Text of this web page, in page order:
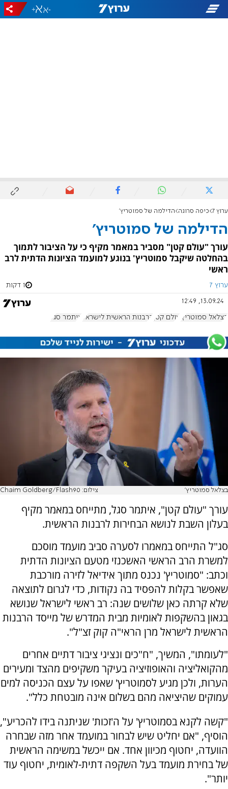
-
+
ערוץ 7 כיפה סרוגה הדילמה של סמוטריץ'
הדילמה של סמוטריץ'
עורך "עולם קטן" מסביר במאמר מקיף כי על הציבור לתמוך
בהחלטה שיקבל סמוטריץ' בנוגע למועמד הציונות הדתית לרב
ראשי
ערוץ 7 1 דקות
13.09.24, 12:49
בצלאל סמוטריץ' עולם קטן הרבנות הראשית לישראל איתמר סגל
בצלאל סמוטריץ' צילום: Chaim Goldberg/Flash90
עורך "עולם קטן", איתמר סגל, מתייחס במאמר מקיף
בעלון השבת לנושא הבחירות לרבנות הראשית.
סג"ל התייחס במאמרו לסערה סביב מועמד מוסכם
למשרת הרב הראשי האשכנזי מטעם הציונות הדתית
וכתב: "סמוטריץ' נכנס מתוך אידיאל לזירה מורכבת
שאפשר בקלות להפסיד בה נקודות, כדי לגרום לתוצאה
שלא קרתה כאן שלושים שנה: רב ראשי לישראל שנושא
בגאון בהשקפות לאומיות מבית המדרש של מייסד הרבנות
הראשית לישראל מרן הראי"ה קוק זצ"ל".
"לעומתו", המשיך, "ח"כים ונציגי ציבור דתיים אחרים
מהקואליציה והאופוזיציה בעיקר משקיפים מהצד ומעירים
הערות, ולכן מגיע לסמוטריץ' שאפו על עצם הכניסה למים
עמוקים שהיציאה מהם בשלום אינה מובטחת כלל".
"קשה לקנא בסמוטריץ' על ה'זכות' שניתנה בידו להכריע",
הוסיף, "אם יחליט שיש לבחור במועמד אחר מזה שבחרה
הוועדה, יחטוף מכיוון אחד. אם ייכשל במשימה הראשית
של בחירת מועמד בעל השקפה דתית-לאומית, יחטוף עוד
יותר".